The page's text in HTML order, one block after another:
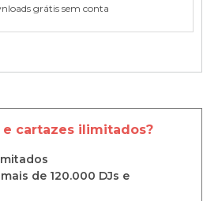
grátis sem conta
cartazes ilimitados?
de 120.000 DJs e